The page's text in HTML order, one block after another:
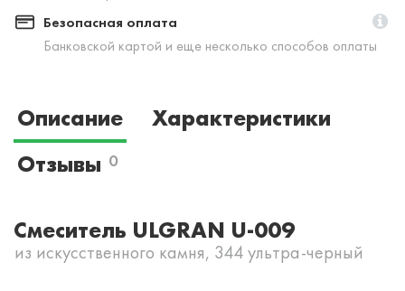
Безопасная оплата
Банковской картой и еще несколько способов оплаты
Описание
Характеристики
Отзывы 0
Смеситель ULGRAN U-009
из искусственного камня, 344 ультра-черный